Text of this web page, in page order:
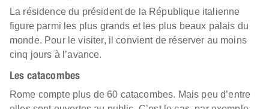
La résidence du président de la République italienne
figure parmi les plus grands et les plus beaux palais du
monde. Pour le visiter, il convient de réserver au moins
cinq jours à l’avance.
Les catacombes
Rome compte plus de 60 catacombes. Mais peu d’entre